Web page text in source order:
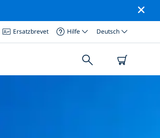
Ersatzbrevet Hilfe Deutsch